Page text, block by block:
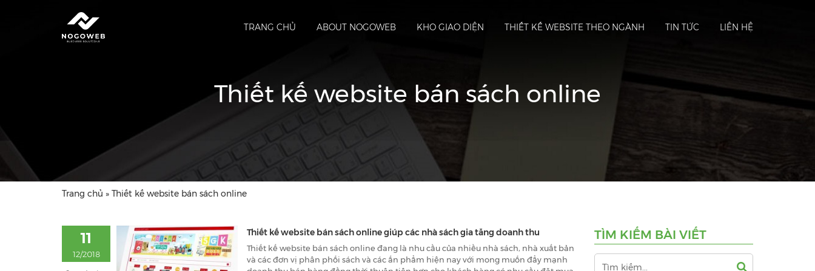
TRANG CHỦ ABOUT NOGOWEB KHO GIAO DIỆN THIẾT KẾ WEBSITE THEO NGÀNH TIN TỨC LIÊN HỆ
Thiết kế website bán sách online
Trang chủ » Thiết kế website bán sách online
11
12/2018
Thiết kế website bán sách online giúp các nhà sách gia tăng doanh thu
Thiết kế website bán sách online đang là nhu cầu của nhiều nhà sách, nhà xuất bản
và các đơn vị phân phối sách và các ấn phẩm hiện nay với mong muốn đẩy mạnh
TÌM KIẾM BÀI VIẾT